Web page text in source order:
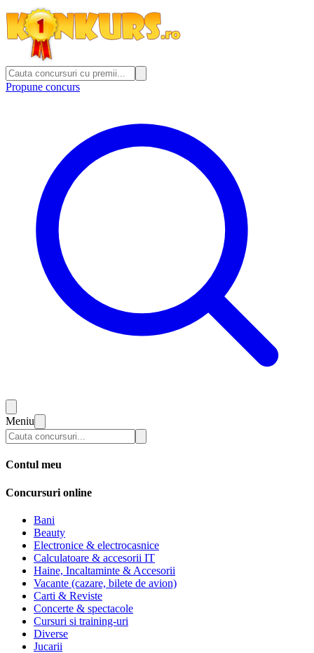
Propune concurs
Meniu
Contul meu
Concursuri online
Bani
Beauty
Electronice & electrocasnice
Calculatoare & accesorii IT
Haine, Incaltaminte & Accesorii
Vacante (cazare, bilete de avion)
Carti & Reviste
Concerte & spectacole
Cursuri si training-uri
Diverse
Jucarii